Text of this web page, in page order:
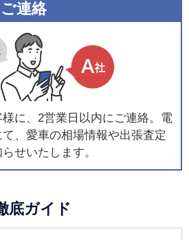
連絡
に、2営業日以内にご連絡。電
、愛車の相場情報や出張査定
せいたします。
底ガイド